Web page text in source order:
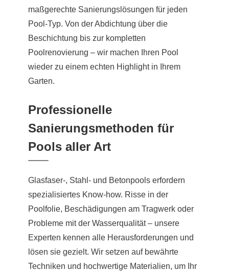
maßgerechte Sanierungslösungen für jeden
Pool-Typ. Von der Abdichtung über die
Beschichtung bis zur kompletten
Poolrenovierung – wir machen Ihren Pool
wieder zu einem echten Highlight in Ihrem
Garten.
Professionelle
Sanierungsmethoden für
Pools aller Art
Glasfaser-, Stahl- und Betonpools erfordern
spezialisiertes Know-how. Risse in der
Poolfolie, Beschädigungen am Tragwerk oder
Probleme mit der Wasserqualität – unsere
Experten kennen alle Herausforderungen und
lösen sie gezielt. Wir setzen auf bewährte
Techniken und hochwertige Materialien, um Ihr